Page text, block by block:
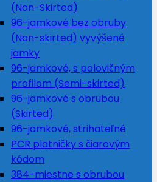
(Non-Skirted)
96-jamkové bez obruby
(Non-skirted) vyvýšené
jamky
96-jamkové, s polovičným
profilom (Semi-skirted)
96-jamkové s obrubou
(Skirted)
96-jamkové, strihateľné
PCR platničky s čiarovým
kódom
384-miestne s obrubou